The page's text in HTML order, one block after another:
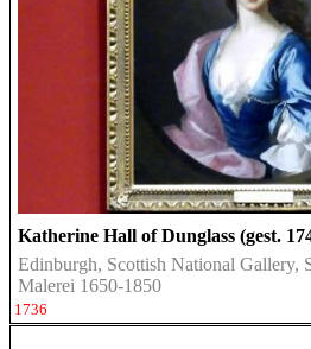
Katherine Hall of Dunglass (gest.
Edinburgh, Scottish National Gallery,
Malerei 1650-1850
1736